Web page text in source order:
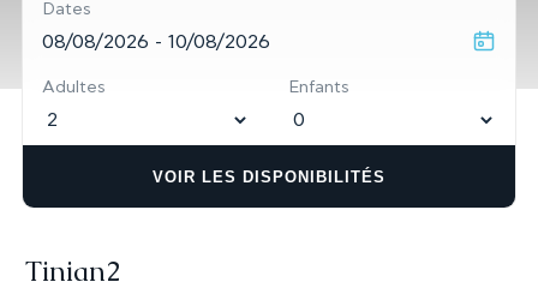
Dates
Adultes Enfants
VOIR LES DISPONIBILITÉS
Tinian2